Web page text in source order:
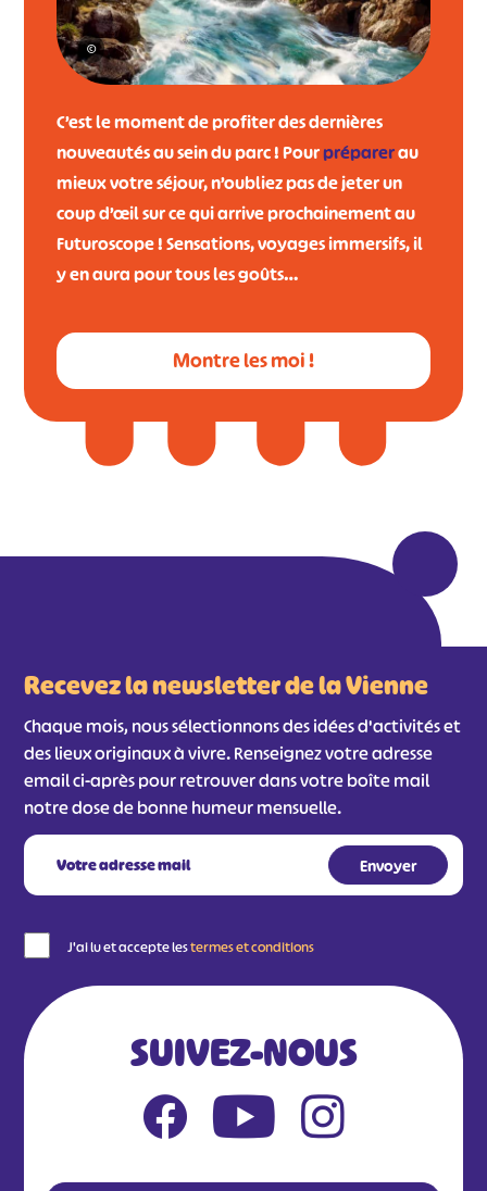
©
C’est le moment de profiter des dernières
nouveautés au sein du parc ! Pourpréparerau
mieux votre séjour, n’oubliez pas de jeter un
coup d’œil sur ce qui arrive prochainement au
Futuroscope ! Sensations, voyages immersifs, il
y en aura pour tous les goûts…
Montre les moi !
Recevez la newsletter de la Vienne
Chaque mois, nous sélectionnons des idées d'activités et
des lieux originaux à vivre. Renseignez votre adresse
email ci-après pour retrouver dans votre boîte mail
notre dose de bonne humeur mensuelle.
J'ai lu et accepte lestermes et conditions
SUIVEZ-NOUS